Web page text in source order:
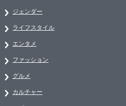
ジェンダー
ライフスタイル
エンタメ
ファッション
グルメ
カルチャー